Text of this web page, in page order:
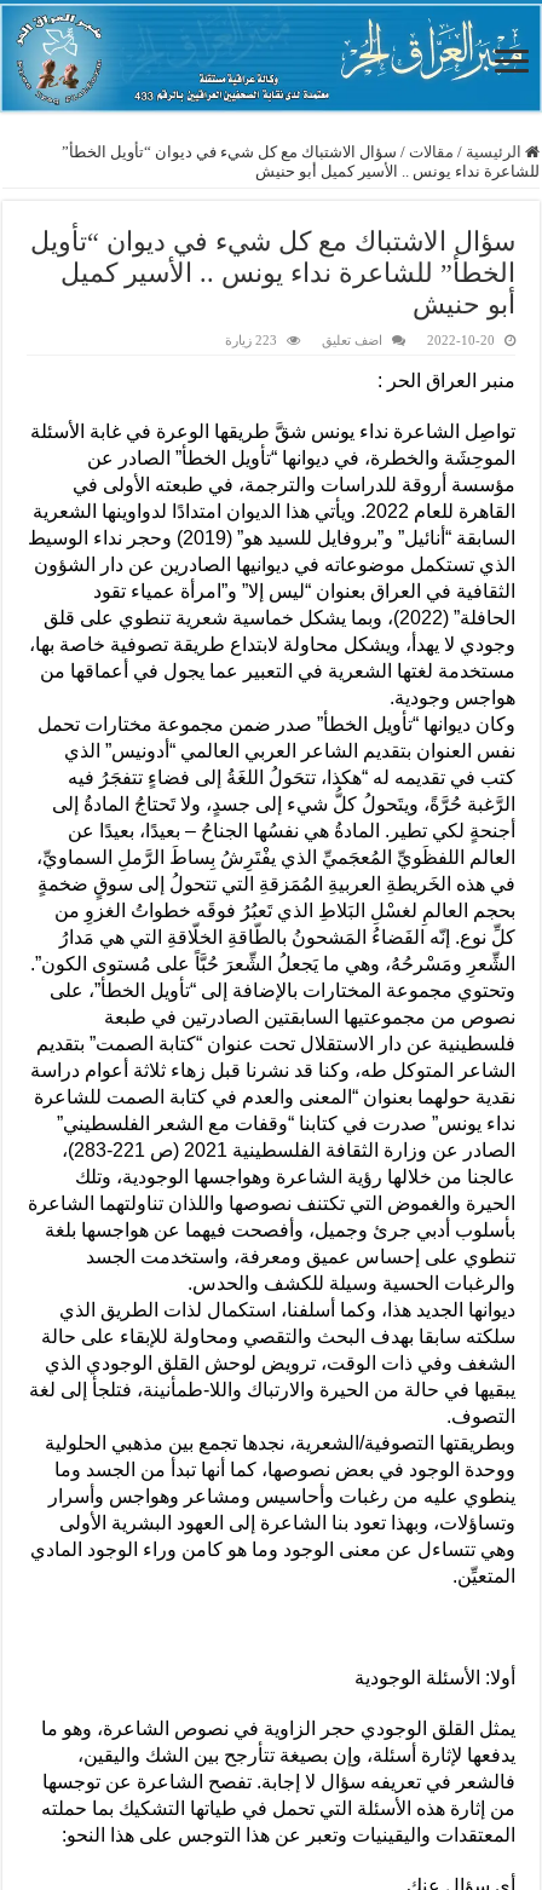
الرئيسية / مقالات / سؤال الاشتباك مع كل شيء في ديوان “تأويل الخطأ”
للشاعرة نداء يونس .. الأسير كميل أبو حنيش
سؤال الاشتباك مع كل شيء في ديوان “تأويل
الخطأ” للشاعرة نداء يونس .. الأسير كميل
أبو حنيش
2022-10-20 اضف تعليق 223 زيارة
منبر العراق الحر :
تواصِل الشاعرة نداء يونس شقَّ طريقها الوعرة في غابة الأسئلة
الموحِشَة والخطرة، في ديوانها “تأويل الخطأ” الصادر عن
مؤسسة أروقة للدراسات والترجمة، في طبعته الأولى في
القاهرة للعام 2022. ويأتي هذا الديوان امتدادًا لدواوينها الشعرية
السابقة “أنائيل” و”بروفايل للسيد هو” (2019) وحجر نداء الوسيط
الذي تستكمل موضوعاته في ديوانيها الصادرين عن دار الشؤون
الثقافية في العراق بعنوان “ليس إلا” و”امرأة عمياء تقود
الحافلة” (2022)، وبما يشكل خماسية شعرية تنطوي على قلق
وجودي لا يهدأ، ويشكل محاولة لابتداع طريقة تصوفية خاصة بها،
مستخدمة لغتها الشعرية في التعبير عما يجول في أعماقها من
هواجس وجودية.
وكان ديوانها “تأويل الخطأ” صدر ضمن مجموعة مختارات تحمل
نفس العنوان بتقديم الشاعر العربي العالمي “أدونيس” الذي
كتب في تقديمه له “هكذا، تتحَولُ اللغَةُ إلى فضاءٍ تتفجَرُ فيه
الرَّغبة حُرَّةً، ويتَحولُ كلُّ شيء إلى جسدٍ، ولا تَحتاجُ المادةُ إلى
أجنحةٍ لكي تطير. المادةُ هي نفسُها الجناحُ – بعيدًا، بعيدًا عن
العالم اللفظَويِّ المُعجَميِّ الذي يفْتَرِشُ بِساطَ الرَّملِ السماويِّ،
في هذه الخَريطةِ العربيةِ المُمَزقةِ التي تتحولُ إلى سوقٍ ضخمةٍ
بحجم العالمِ لغسْلِ البَلاطِ الذي تَعبُرُ فوقَه خطواتُ الغزوِ من
كلِّ نوع. إنّه الفَضاءُ المَشحونُ بالطّاقةِ الخلّاقةِ التي هي مَدارُ
الشِّعرِ ومَسْرحُهُ، وهي ما يَجعلُ الشِّعرَ حُبَّاً على مُستوى الكون”.
وتحتوي مجموعة المختارات بالإضافة إلى “تأويل الخطأ”، على
نصوص من مجموعتيها السابقتين الصادرتين في طبعة
فلسطينية عن دار الاستقلال تحت عنوان “كتابة الصمت” بتقديم
الشاعر المتوكل طه، وكنا قد نشرنا قبل زهاء ثلاثة أعوام دراسة
نقدية حولهما بعنوان “المعنى والعدم في كتابة الصمت للشاعرة
نداء يونس” صدرت في كتابنا “وقفات مع الشعر الفلسطيني”
الصادر عن وزارة الثقافة الفلسطينية 2021 (ص 221-283)،
عالجنا من خلالها رؤية الشاعرة وهواجسها الوجودية، وتلك
الحيرة والغموض التي تكتنف نصوصها واللذان تناولتهما الشاعرة
بأسلوب أدبي جرئ وجميل، وأفصحت فيهما عن هواجسها بلغة
تنطوي على إحساس عميق ومعرفة، واستخدمت الجسد
والرغبات الحسية وسيلة للكشف والحدس.
ديوانها الجديد هذا، وكما أسلفنا، استكمال لذات الطريق الذي
سلكته سابقا بهدف البحث والتقصي ومحاولة للإبقاء على حالة
الشغف وفي ذات الوقت، ترويض لوحش القلق الوجودي الذي
يبقيها في حالة من الحيرة والارتباك واللا-طمأنينة، فتلجأ إلى لغة
التصوف.
وبطريقتها التصوفية/الشعرية، نجدها تجمع بين مذهبي الحلولية
ووحدة الوجود في بعض نصوصها، كما أنها تبدأ من الجسد وما
ينطوي عليه من رغبات وأحاسيس ومشاعر وهواجس وأسرار
وتساؤلات، وبهذا تعود بنا الشاعرة إلى العهود البشرية الأولى
وهي تتساءل عن معنى الوجود وما هو كامن وراء الوجود المادي
المتعيِّن.
أولا: الأسئلة الوجودية
يمثل القلق الوجودي حجر الزاوية في نصوص الشاعرة، وهو ما
يدفعها لإثارة أسئلة، وإن بصيغة تتأرجح بين الشك واليقين،
فالشعر في تعريفه سؤال لا إجابة. تفصح الشاعرة عن توجسها
من إثارة هذه الأسئلة التي تحمل في طياتها التشكيك بما حملته
المعتقدات واليقينيات وتعبر عن هذا التوجس على هذا النحو:
أي سؤال عنك